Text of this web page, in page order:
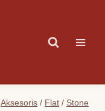
Aksesoris / Flat / Stone